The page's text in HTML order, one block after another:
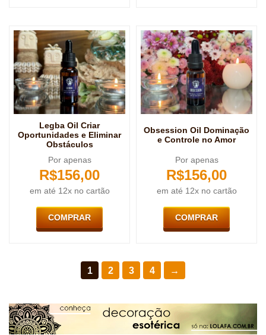
Legba Oil Criar
Oportunidades e Eliminar
Obstáculos
Por apenas
R$156,00
em até 12x no cartão
COMPRAR
Obsession Oil Dominação
e Controle no Amor
Por apenas
R$156,00
em até 12x no cartão
COMPRAR
1 2 3 4 →